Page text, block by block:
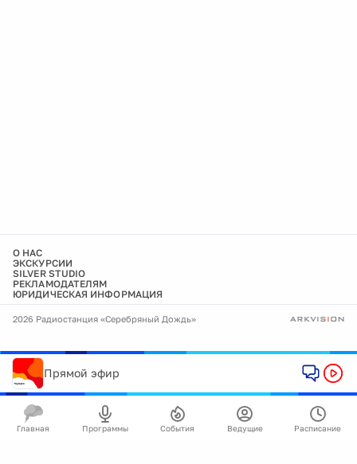
О НАС
ЭКСКУРСИИ
SILVER STUDIO
РЕКЛАМОДАТЕЛЯМ
ЮРИДИЧЕСКАЯ ИНФОРМАЦИЯ
2026 Радиостанция «Серебряный Дождь»
Прямой эфир
Главная Программы События Ведущие Расписание